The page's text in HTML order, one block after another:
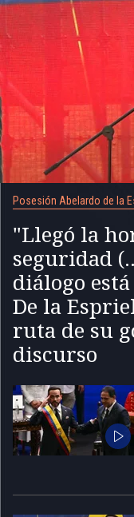
Posesión Abelardo de la
"Llegó la
seguridad
diálogo
De la
ruta de su
discurso